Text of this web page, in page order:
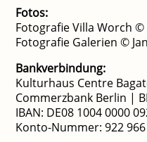
Fotos:
Fotografie Villa Worch
Fotografie Galerien ©
Bankverbindung:
Kulturhaus Centre
Commerzbank Berlin |
IBAN: DE08 1004 0000
Konto-Nummer: 922